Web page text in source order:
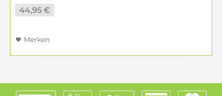
44,95 €
Merken